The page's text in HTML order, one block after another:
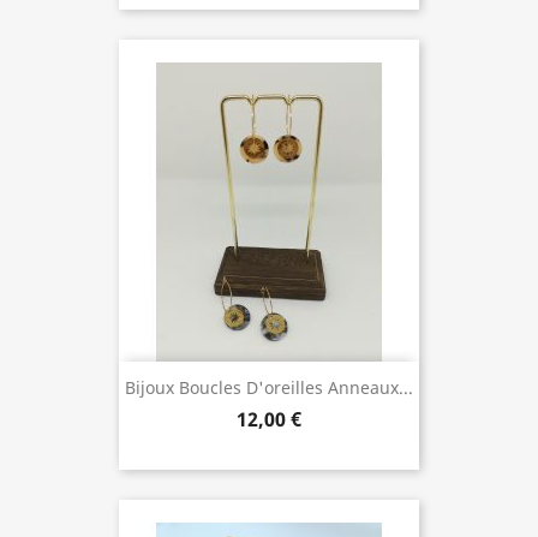
Bijoux Boucles D'oreilles Anneaux...
12,00 €